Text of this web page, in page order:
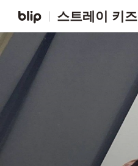
스트레이 키즈